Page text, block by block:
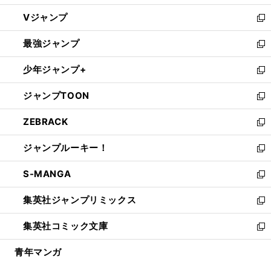
ウ
ィ
ン
ド
ウ
で
開
く
し
い
ウ
ィ
ン
ド
ウ
で
開
く
Vジャンプ
新
し
い
ウ
ィ
ン
ド
ウ
で
開
く
最強ジャンプ
新
し
い
ウ
ィ
ン
ド
ウ
で
開
く
少年ジャンプ+
新
し
い
ウ
ィ
ン
ド
ウ
で
開
く
ジャンプTOON
新
し
い
ウ
ィ
ン
ド
ウ
で
開
く
ZEBRACK
新
し
い
ウ
ィ
ン
ド
ウ
で
開
ジャンプルーキー！
新
し
い
ウ
ィ
ン
ド
ウ
S-MANGA
新
し
い
ウ
ィ
ン
集英社ジャンプリミックス
新
し
い
ウ
集英社コミック文庫
新
し
青年マンガ